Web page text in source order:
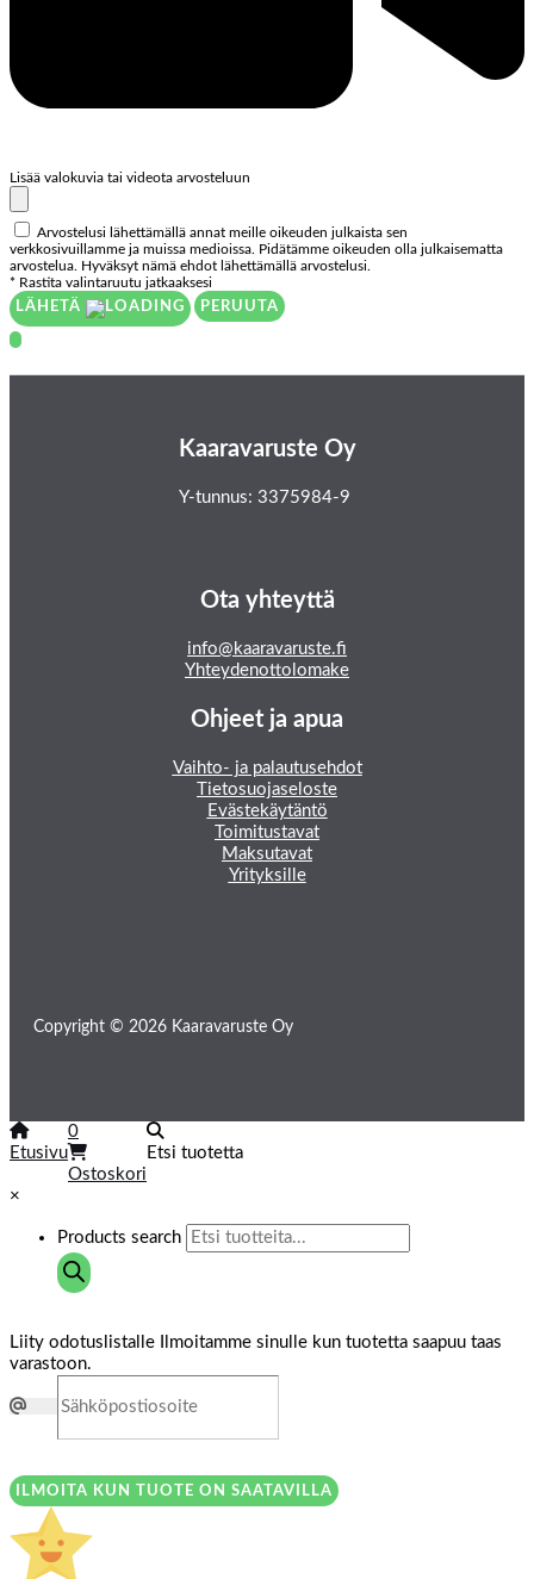
Lisää valokuvia tai videota arvosteluun
Arvostelusi lähettämällä annat meille oikeuden julkaista sen
verkkosivuillamme ja muissa medioissa. Pidätämme oikeuden olla julkaisematta
arvostelua. Hyväksyt nämä ehdot lähettämällä arvostelusi.
* Rastita valintaruutu jatkaaksesi
LÄHETÄ
PERUUTA
Kaaravaruste Oy
Y-tunnus: 3375984-9
Ota yhteyttä
info@kaaravaruste.fi
Yhteydenottolomake
Ohjeet ja apua
Vaihto- ja palautusehdot
Tietosuojaseloste
Evästekäytäntö
Toimitustavat
Maksutavat
Yrityksille
Copyright © 2026 Kaaravaruste Oy
Etusivu
0
Ostoskori
Etsi tuotetta
×
Products search
Liity odotuslistalle
Ilmoitamme sinulle kun tuotetta saapuu taas
varastoon.
ILMOITA KUN TUOTE ON SAATAVILLA